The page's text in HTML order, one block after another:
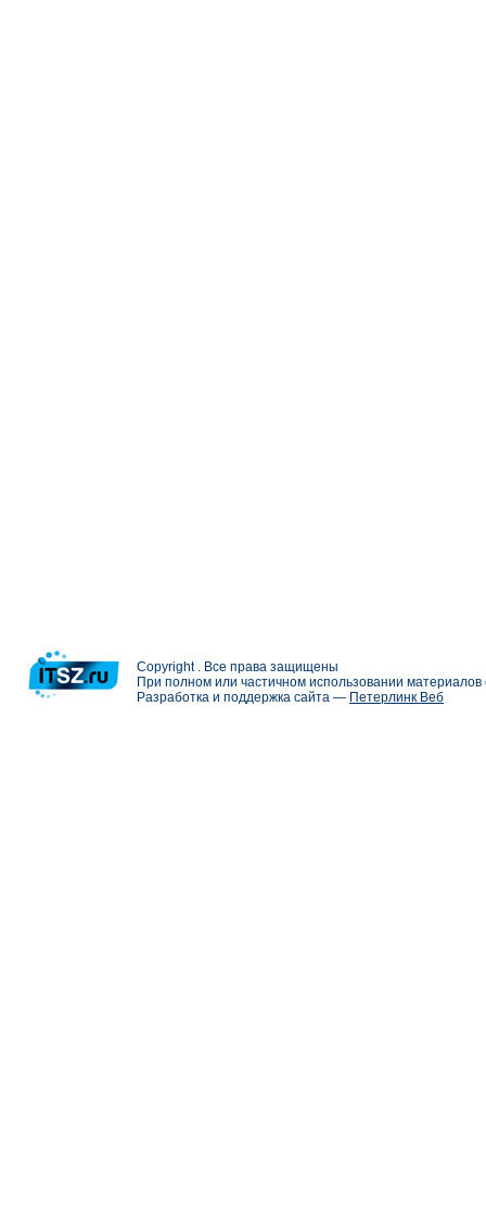
Copyright . Все права защищены
При полном или частичном использовании
Разработка и поддержка сайта — Петерлинк Веб